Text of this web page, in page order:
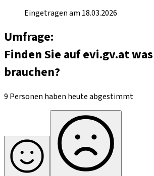
Eingetragen am 18.03.2026
Umfrage:
Finden Sie auf evi.gv.at
brauchen?
9 Personen haben heute abgestimmt